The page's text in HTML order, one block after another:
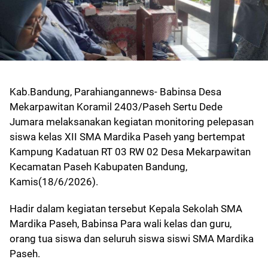
Kab.Bandung, Parahiangannews- Babinsa Desa
Mekarpawitan Koramil 2403/Paseh Sertu Dede
Jumara melaksanakan kegiatan monitoring pelepasan
siswa kelas XII SMA Mardika Paseh yang bertempat
Kampung Kadatuan RT 03 RW 02 Desa Mekarpawitan
Kecamatan Paseh Kabupaten Bandung,
Kamis(18/6/2026).
Hadir dalam kegiatan tersebut Kepala Sekolah SMA
Mardika Paseh, Babinsa Para wali kelas dan guru,
orang tua siswa dan seluruh siswa siswi SMA Mardika
Paseh.